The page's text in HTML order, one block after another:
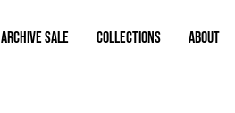
ARCHIVE SALE COLLECTIONS ABOUT